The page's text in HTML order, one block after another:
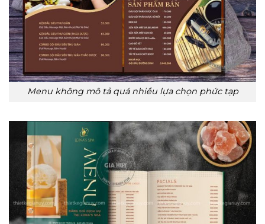
Menu không mô tả quá nhiều lựa chọn phức tạp